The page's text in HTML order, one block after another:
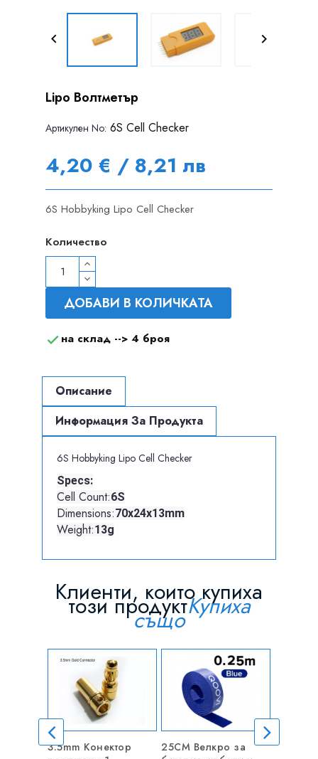
 
Lipo Волтметър
Артикулен Nо: 6S Cell Checker
4,20 € / 8,21 лв
6S Hobbyking Lipo Cell Checker
Количество
ДОБАВИ В КОЛИЧКАТА
 на склад --> 4 броя
Описание
Информация За Продукта
6S Hobbyking Lipo Cell Checker
Specs:
Cell Count:6S
Dimensions:70x24x13mm
Weight:13g
Клиенти, които купиха
този продуктКупиха
също
3.5mm Конектор
25CM Велкро за
10CM